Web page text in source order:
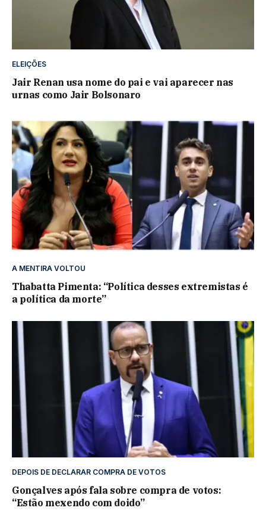
ELEIÇÕES
Jair Renan usa nome do pai e vai aparecer nas
urnas como Jair Bolsonaro
A MENTIRA VOLTOU
Thabatta Pimenta: “Política desses extremistas é
a política da morte”
DEPOIS DE DECLARAR COMPRA DE VOTOS
Gonçalves após fala sobre compra de votos:
“Estão mexendo com doido”